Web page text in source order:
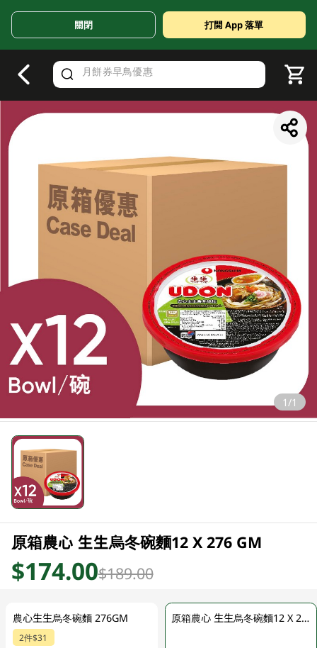
Valid Until 30 June 2026
關閉 打開 App 落單
1/1
原箱農心 生生烏冬碗麵12 X 276 GM
$174.00$189.00
農心生生烏冬碗麵 276GM
2件$31
原箱農心 生生烏冬碗麵12 X 276 GM